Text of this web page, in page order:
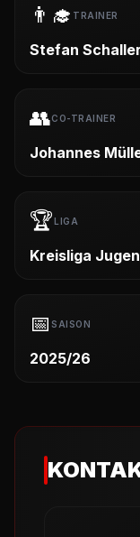
👨‍🎓 TRAINER
Stefan Schaller
👥CO-TRAINER
Johannes
🏆LIGA
Kreisliga
📅 SAISON
2025/26